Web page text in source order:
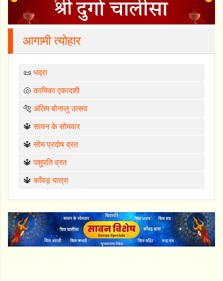
आगामी त्योहार
📜 भद्रा
🐚कामिका एकादशी
🐅 अंतिम बोनालु उत्सव
🔱सावन के सोमवार
🔱सोम प्रदोष व्रत
🔱पशुपति व्रत
🔱काँवड़ यात्रा